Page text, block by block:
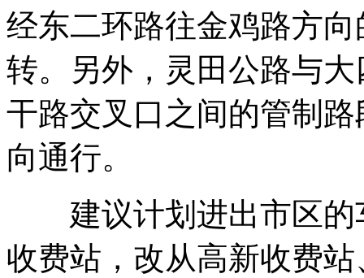
经东二环路往金鸡路方
转。另外，灵田公路与
干路交叉口之间的管制
向通行。
建议计划进出市区的
收费站，改从高新收费